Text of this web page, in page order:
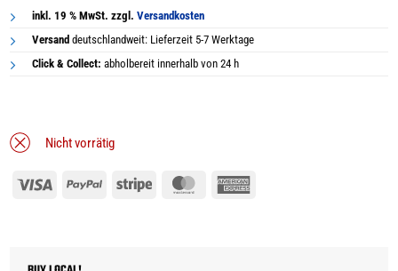
war:
1.999,00€
inkl. 19 % MwSt. zzgl.Versandkosten
Versand deutschlandweit: Lieferzeit 5-7 Werktage
Click & Collect: abholbereit innerhalb von 24 h
Nicht vorrätig
Visa PayPal Stripe MasterCard